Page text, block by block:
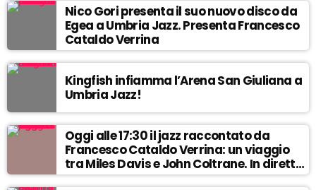
Nico Gori presenta il suo nuovo disco da
Egea a Umbria Jazz. Presenta Francesco
Cataldo Verrina
Kingfish infiamma l’Arena San Giuliana a
Umbria Jazz!
Oggi alle 17:30 il jazz raccontato da
Francesco Cataldo Verrina: un viaggio
tra Miles Davis e John Coltrane. In diretta
da Egea.